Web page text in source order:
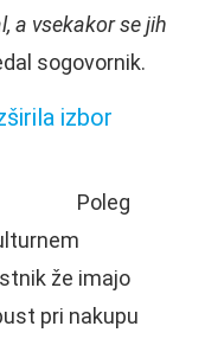
a vsekakor se jih
sogovornik.
izbor
Poleg
že imajo
pri nakupu